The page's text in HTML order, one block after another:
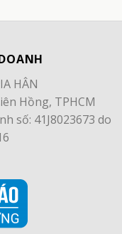
HÂN
Hồng, TPHCM
số: 41J8023673 do